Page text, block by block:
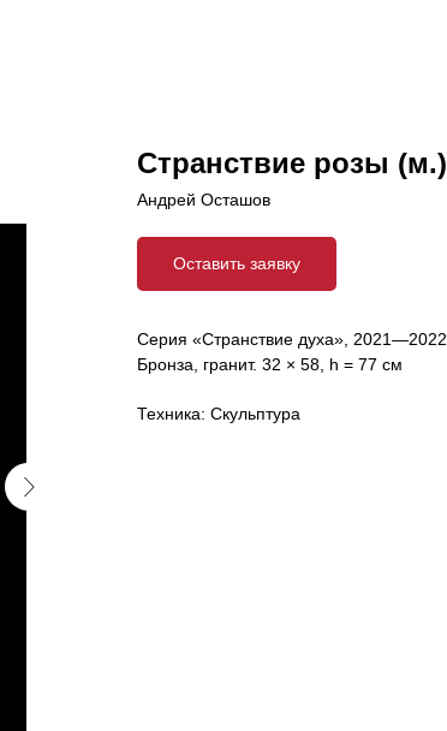
Странствие розы (м.)
Андрей Осташов
Оставить заявку
Серия «Странствие духа», 2021—2022
Бронза, гранит. 32 × 58, h = 77 см
Техника: Скульптура